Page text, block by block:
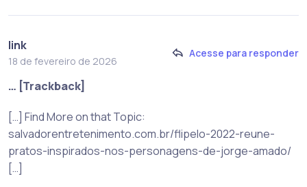
link
18 de fevereiro de 2026
Acesse para responder
… [Trackback]
[…] Find More on that Topic:
salvadorentretenimento.com.br/flipelo-2022-reune-
pratos-inspirados-nos-personagens-de-jorge-amado/
[…]